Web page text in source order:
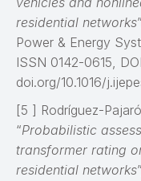
residential networks
Power & Energy
ISSN 0142-0615,
doi.org/10.1016/
[5 ] Rodríguez-
“Probabilistic
transformer rating
residential networks